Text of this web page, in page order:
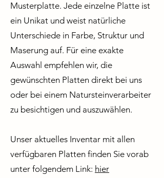
Musterplatte. Jede einzelne Platte ist
ein Unikat und weist natürliche
Unterschiede in Farbe, Struktur und
Maserung auf. Für eine exakte
Auswahl empfehlen wir, die
gewünschten Platten direkt bei uns
oder bei einem Natursteinverarbeiter
zu besichtigen und auszuwählen.
Unser aktuelles Inventar mit allen
verfügbaren Platten finden Sie vorab
unter folgendem Link: hier